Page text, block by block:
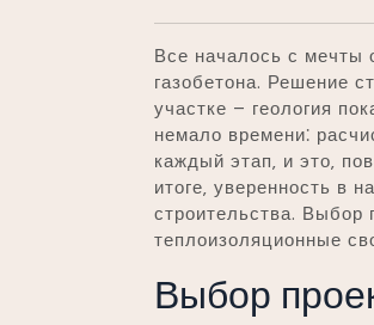
Все началось с мечты
газобетона. Решение
участке – геология
немало времени⁚
каждый этап‚ и это‚
итоге‚ уверенность в
строительства. Выбор
теплоизоляционные
Выбор